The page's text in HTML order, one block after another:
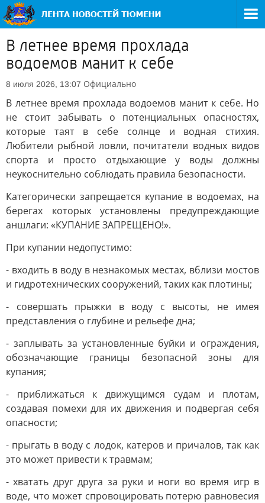
В летнее время прохлада
водоемов манит к себе
8 июля 2026, 13:07 Официально
В летнее время прохлада водоемов манит к себе. Но
не стоит забывать о потенциальных опасностях,
которые таят в себе солнце и водная стихия.
Любители рыбной ловли, почитатели водных видов
спорта и просто отдыхающие у воды должны
неукоснительно соблюдать правила безопасности.
Категорически запрещается купание в водоемах, на
берегах которых установлены предупреждающие
аншлаги: «КУПАНИЕ ЗАПРЕЩЕНО!».
При купании недопустимо:
- входить в воду в незнакомых местах, вблизи мостов
и гидротехнических сооружений, таких как плотины;
- совершать прыжки в воду с высоты, не имея
представления о глубине и рельефе дна;
- заплывать за установленные буйки и ограждения,
обозначающие границы безопасной зоны для
купания;
- приближаться к движущимся судам и плотам,
создавая помехи для их движения и подвергая себя
опасности;
- прыгать в воду с лодок, катеров и причалов, так как
это может привести к травмам;
- хватать друг друга за руки и ноги во время игр в
воде, что может спровоцировать потерю равновесия